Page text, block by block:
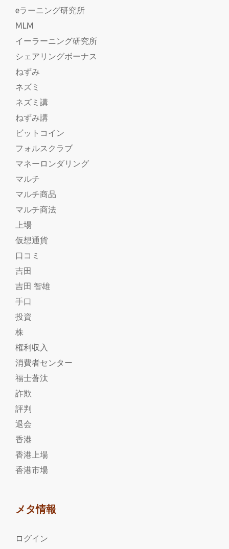
eラーニング研究所
MLM
イーラーニング研究所
シェアリングボーナス
ねずみ
ネズミ
ネズミ講
ねずみ講
ビットコイン
フォルスクラブ
マネーロンダリング
マルチ
マルチ商品
マルチ商法
上場
仮想通貨
口コミ
吉田
吉田 智雄
手口
投資
株
権利収入
消費者センター
福士蒼汰
詐欺
評判
退会
香港
香港上場
香港市場
メタ情報
ログイン